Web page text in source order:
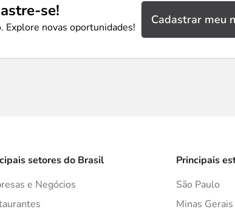
se!
Explore novas oportunidades!
Cadastrar meu
setores do Brasil
e Negócios
Principais
São Paulo
Minas Gerais